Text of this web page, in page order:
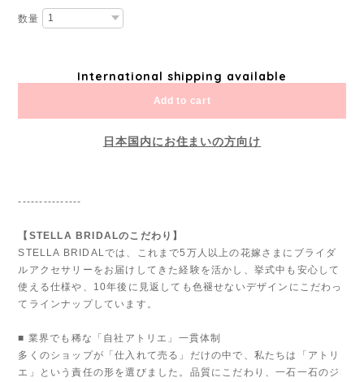
数量
International shipping available
Add to cart
日本国内にお住まいの方向け
---------------
【STELLA BRIDALのこだわり】
STELLA BRIDALでは、これまで5万人以上の花嫁さまにブライダ
ルアクセサリーをお届けしてきた経験を活かし、挙式中も安心して
使える仕様や、10年後に見返しても色褪せないデザインにこだわっ
てラインナップしています。
■ 業界でも稀な「自社アトリエ」一貫体制
多くのショップが「仕入れて売る」だけの中で、私たちは「アトリ
エ」という責任の形を選びました。品質にこだわり、一石一石のジ